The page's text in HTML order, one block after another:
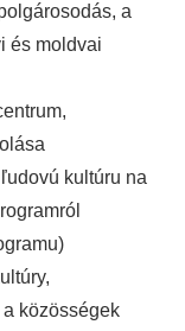
a
és moldvai
kultúru na
közösségek